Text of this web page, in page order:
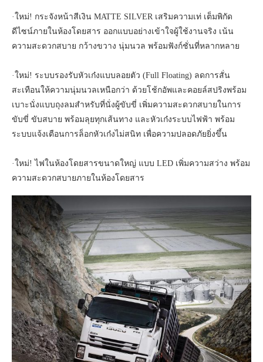
·ใหม่! กระจังหน้าสีเงิน MATTE SILVER เสริมความเท่ เต็มพิกัด
ดีไซน์ภายในห้องโดยสาร ออกแบบอย่างเข้าใจผู้ใช้งานจริง เน้น
ความสะดวกสบาย กว้างขวาง นุ่มนวล พร้อมฟังก์ชั่นที่หลากหลาย
·ใหม่! ระบบรองรับหัวเก๋งแบบลอยตัว (Full Floating) ลดการสั่น
สะเทือนให้ความนุ่มนวลเหนือกว่า ด้วยโช้กอัพและคอยล์สปริงพร้อม
เบาะนั่งแบบถุงลมสำหรับที่นั่งผู้ขับขี่ เพิ่มความสะดวกสบายในการ
ขับขี่ ขับสบาย พร้อมลุยทุกเส้นทาง และหัวเก๋งระบบไฟฟ้า พร้อม
ระบบแจ้งเตือนการล็อกหัวเก๋งไม่สนิท เพื่อความปลอดภัยยิ่งขึ้น
·ใหม่! ไฟในห้องโดยสารขนาดใหญ่ แบบ LED เพิ่มความสว่าง พร้อม
ความสะดวกสบายภายในห้องโดยสาร